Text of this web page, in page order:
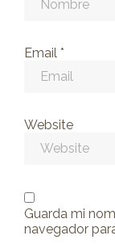
Email *
Website
Guarda mi
navegador